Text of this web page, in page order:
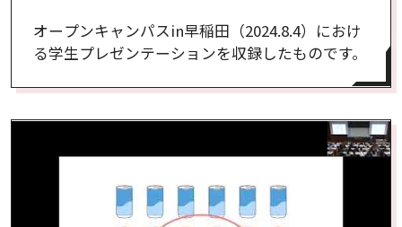
オープンキャンパスin早稲田（2024.8.4）におけ
る学生プレゼンテーションを収録したものです。